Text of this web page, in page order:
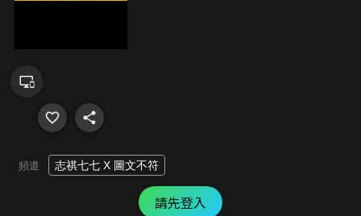
頻道 志祺七七 X 圖文不符
請先登入